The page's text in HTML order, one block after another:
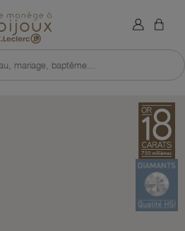
Retour à l'accueil du site
mariage, baptême...
×